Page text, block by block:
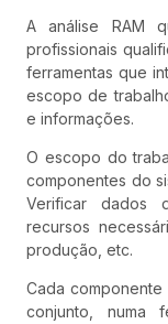
A análise RAM
profissionais
ferramentas que
escopo de
e informações.
O escopo do
componentes do
Verificar dados
recursos
produção, etc.
Cada
conjunto, numa